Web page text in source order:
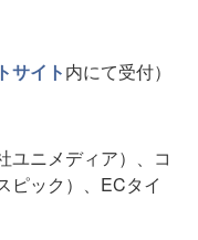
サイト内にて受付）
ユニメディア）、コ
ピック）、ECタイ